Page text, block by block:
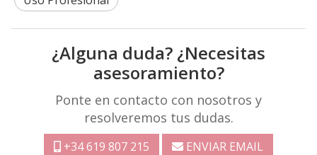
¿Alguna duda? ¿Necesitas
asesoramiento?
Ponte en contacto con nosotros y
resolveremos tus dudas.
+34 619 807 215 ENVIAR EMAIL